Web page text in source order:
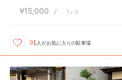
¥15,000 / 1 ヶ月
91 人がお気に入りの駐車場